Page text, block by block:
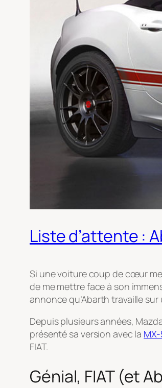
Liste d’attente :
Si une voiture coup de cœur
de me mettre face à son
annonce qu’Abarth travaille
Depuis plusieurs années,
présenté sa version avec la
FIAT.
Génial, FIAT (et